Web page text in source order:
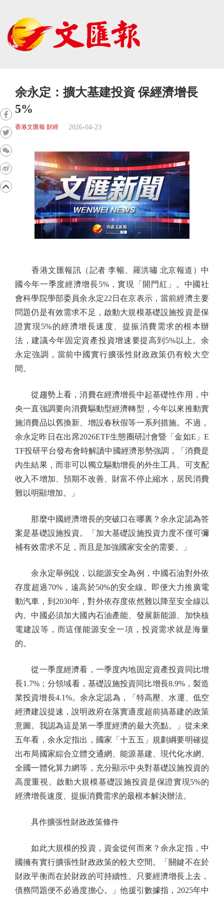
余永定：擴大基建投資 保經濟增長
5%
香港文匯報 財經 2026-04-23
香港文匯報訊（記者 李暢、羅洪嘯 北京報道）中
國今年一季度經濟增長5%，實現「開門紅」。中國社
會科學院學部委員余永定22日在京表示，當前經濟主要
問題仍是有效需求不足，啟動大規模基礎設施投資是保
證實現5%的經濟增長速度、提振消費需求的根本辦
法，建議今年固定資產投資增速要提高到5%以上。余
永定強調，當前中國實行擴張性財政政策仍有較大空
間。
從趨勢上看，消費在經濟增長中起基礎性作用，中
央一直強調要向消費驅動型經濟轉型，今年以來推動實
施消費品以舊換新、增設春秋假等一系列措施。不過，
余永定昨日在出席2026ETF生態圈研討會暨「金如E」E
TF投研平台發布會時解讀中國經濟形勢強調，「消費是
內生結果，而非可以獨立驅動增長的外生工具。可支配
收入不增加、預期不改善、財富不停止縮水，居民消費
難以明顯增加。」
那麼中國經濟增長的突破口在哪裏？余永定認為答
案是基礎設施投資。「加大基礎設施投資力度不僅可彌
補有效需求不足，而且是加強國家安全的需要。」
余永定舉例說，以能源安全為例，中國石油對外依
存度超過70%，遠高於50%的安全線。即便大力推廣電
動汽車，到2030年，對外依存度依然難以降至安全線以
內。中國必須加大國內石油產能、發展新能源、加快核
電建設等，而這僅能源安全一項，投資需求就是海量
的。
從一季度經濟看，一季度內地固定資產投資同比增
長1.7%；分領域看，基礎設施投資同比增長8.9%，製造
業投資增長4.1%。余永定認為，「特高壓、水運、低空
經濟建設提速，說明政府在落實適度超前搞基建的政策
意圖。我認為這是第一季度經濟的最大亮點。」從未來
五年看，余永定指出，國家「十五五」規劃綱要明確提
出布局國家綜合立體交通網、能源基建、現代化水網、
全國一體化算力網等，充分顯示中央對基礎設施投資的
高度重視。啟動大規模基礎設施投資是保證實現5%的
經濟增長速度、提振消費需求的最根本解決辦法。
具作擴張性財政政策條件
如此大規模的投資，資金從何而來？余永定指，中
國擁有實行擴張性財政政策的較大空間。「關鍵不在於
財政平衡而在於財政的可持續性。只要經濟增長上去，
債務問題便不必過度擔心。」他援引數據指，2025年中